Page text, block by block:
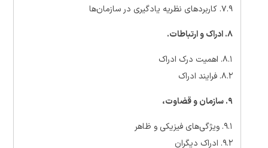
۷.۹. کاربردهای نظریه یادگیری در سازمان‌ها
۸. ادراک و ارتباطات.
۸.۱. اهمیت درک ادراک
۸.۲. فرایند ادراک
۹. سازمان و قضاوت،
۹.۱. ویژگی‌های فیزیکی و ظاهر
۹.۲. ادراک دیگران